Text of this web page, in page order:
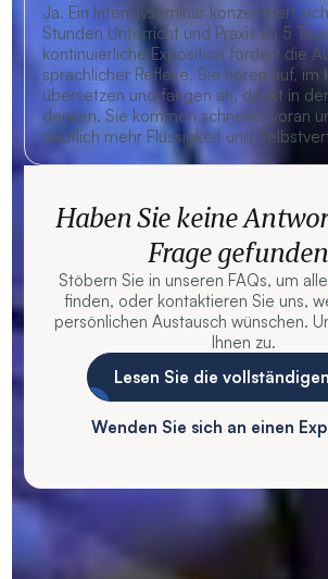
Ja. Ein Intensivseminar konzentriert
Stunden Unterricht und Praxis an 5
kontinuierliche Exposition fördert die
sprachlicher Reflexe. Sie hören auf, im
übersetzen und fangen an, direkt in
denken. Sie kommen schneller voran
deutlich mehr Flüssigkeit und
Haben Sie keine
Frage
Stöbern Sie in unseren FAQs, um
finden, oder kontaktieren Sie uns,
persönlichen Austausch wünschen.
Ihnen zu.
Lesen Sie die
Wenden Sie sich an einen